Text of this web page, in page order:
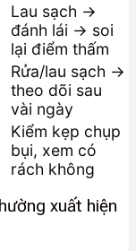
Lau sạch →
đánh lái → soi
lại điểm thấm
Rửa/lau sạch →
theo dõi sau
vài ngày
Kiểm kẹp chụp
bụi, xem có
rách không
xuất hiện